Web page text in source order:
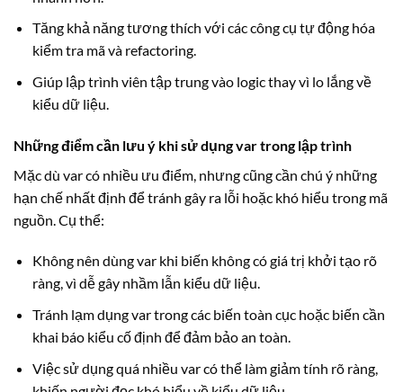
Tăng khả năng tương thích với các công cụ tự động hóa
kiểm tra mã và refactoring.
Giúp lập trình viên tập trung vào logic thay vì lo lắng về
kiểu dữ liệu.
Những điểm cần lưu ý khi sử dụng var trong lập trình
Mặc dù var có nhiều ưu điểm, nhưng cũng cần chú ý những
hạn chế nhất định để tránh gây ra lỗi hoặc khó hiểu trong mã
nguồn. Cụ thể:
Không nên dùng var khi biến không có giá trị khởi tạo rõ
ràng, vì dễ gây nhầm lẫn kiểu dữ liệu.
Tránh lạm dụng var trong các biến toàn cục hoặc biến cần
khai báo kiểu cố định để đảm bảo an toàn.
Việc sử dụng quá nhiều var có thể làm giảm tính rõ ràng,